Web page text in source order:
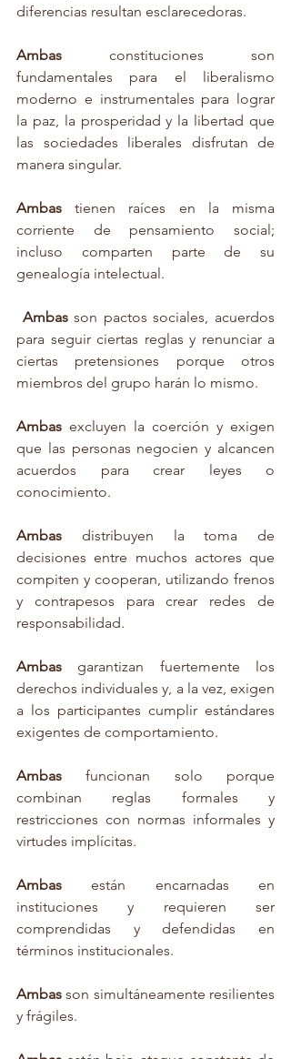
diferencias resultan esclarecedoras.
Ambas constituciones son
fundamentales para el liberalismo
moderno e instrumentales para lograr
la paz, la prosperidad y la libertad que
las sociedades liberales disfrutan de
manera singular.
Ambas tienen raíces en la misma
corriente de pensamiento social;
incluso comparten parte de su
genealogía intelectual.
Ambas son pactos sociales, acuerdos
para seguir ciertas reglas y renunciar a
ciertas pretensiones porque otros
miembros del grupo harán lo mismo.
Ambas excluyen la coerción y exigen
que las personas negocien y alcancen
acuerdos para crear leyes o
conocimiento.
Ambas distribuyen la toma de
decisiones entre muchos actores que
compiten y cooperan, utilizando frenos
y contrapesos para crear redes de
responsabilidad.
Ambas garantizan fuertemente los
derechos individuales y, a la vez, exigen
a los participantes cumplir estándares
exigentes de comportamiento.
Ambas funcionan solo porque
combinan reglas formales y
restricciones con normas informales y
virtudes implícitas.
Ambas están encarnadas en
instituciones y requieren ser
comprendidas y defendidas en
términos institucionales.
Ambas son simultáneamente resilientes
y frágiles.